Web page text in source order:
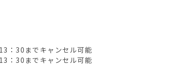
：30までキャンセル可能
：30までキャンセル可能